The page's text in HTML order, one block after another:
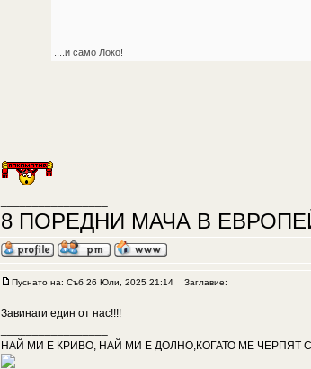
....и само Локо!
8 ПОРЕДНИ МАЧА В
Пуснато на: Съб 26 Юли, 2025 21:14 Заглавие:
Завинаги един от нас!!!!
НАЙ МИ Е КРИВО, НАЙ МИ Е ДОЛНО,КОГАТО МЕ ЧЕРПЯТ